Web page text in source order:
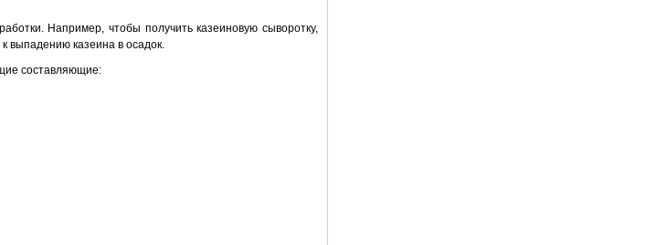
Например, чтобы получить казеиновую сыворотку,
выпадению казеина в осадок.
составляющие: